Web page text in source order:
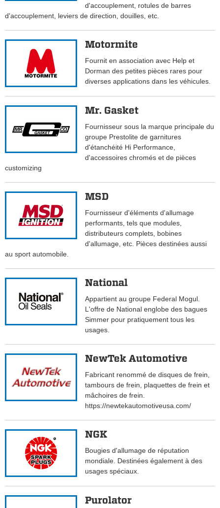
d'accouplement, rotules de barres
d'accouplement, leviers de direction, douilles, etc.
Motormite
Fournit en association avec Help et
Dorman des petites pièces rares pour
diverses applications dans les véhicules.
Mr. Gasket
Fournisseur sous la marque principale du
groupe Prestolite de garnitures
d'étanchéité Hi Performance,
d'accessoires chromés et de pièces
customizing
MSD
Fournisseur d'éléments d'allumage
performants, tels que modules,
distributeurs complets, bobines
d'allumage, etc. Pièces destinées aussi
au sport automobile.
National
Appartient au groupe Federal Mogul.
L'offre de National englobe des bagues
Simmer pour pratiquement tous les
usages.
NewTek Automotive
Fabricant renommé de disques de frein,
tambours de frein, plaquettes de frein et
mâchoires de frein.
https://newtekautomotiveusa.com/
NGK
Bougies d'allumage de réputation
mondiale. Destinées également à des
usages spéciaux.
Purolator